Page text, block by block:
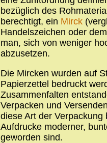
bezüglich des
berechtigt, ein Mirck
Handelszeichen oder
man, sich von weniger
abzusetzen.
Die Mircken wurden auf
Papierzettel bedruckt
Zusammenfalten
Verpacken und
diese Art der
Aufdrucke moderner,
geworden sind.